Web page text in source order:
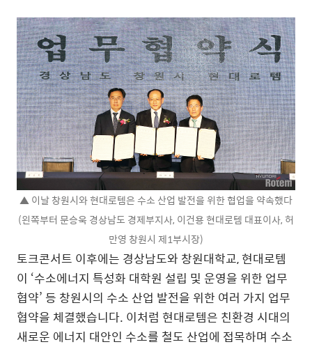
▲ 이날 창원시와 현대로템은 수소 산업 발전을 위한 협업을 약속했다
(왼쪽부터 문승욱 경상남도 경제부지사, 이건용 현대로템 대표이사, 허
만영 창원시 제1부시장)
토크콘서트 이후에는 경상남도와 창원대학교, 현대로템
이 ‘수소에너지 특성화 대학원 설립 및 운영을 위한 업무
협약’ 등 창원시의 수소 산업 발전을 위한 여러 가지 업무
협약을 체결했습니다. 이처럼 현대로템은 친환경 시대의
새로운 에너지 대안인 수소를 철도 산업에 접목하며 수소